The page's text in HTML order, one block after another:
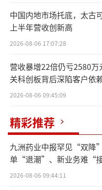
蔬菜区是开业
抢眼的莫过于崇明
中上海市民对“鲜”
时令蔬菜吸引着不
挑选。
田间到货架不超过
承诺，成为注重健
的首选。“下班顺路
炒就是一盘鲜菜，
中国内地市场托底，太古
上半年营收创新高
2026-08-06 17:07:28
营收暴增22倍仍亏2580万
关科创板背后深陷客户依
困局
2026-08-06 09:45:09
精彩推荐
九洲药业中报罕见“双降
单“退潮”、新业务难“
难关待闯
2026-08-06 09:44:11